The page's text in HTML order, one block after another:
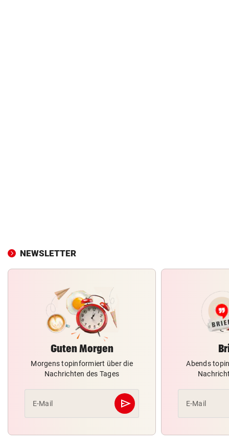
NEWSLETTER
Guten Morgen
Morgens topinformiert über die
Nachrichten des Tages
E-Mail send
Abschicken
Abends
E-Mail